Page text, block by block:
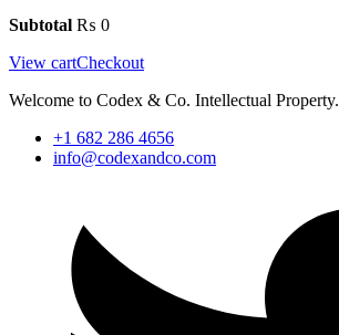
Subtotal ₨ 0
View cartCheckout
Welcome to Codex & Co. Intellectual Property.
+1 682 286 4656
info@codexandco.com